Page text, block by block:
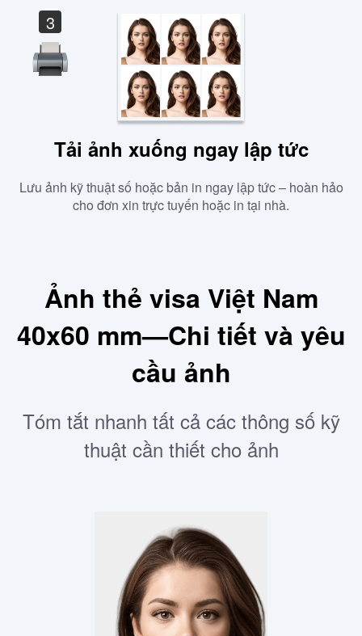
3
Tải ảnh xuống ngay lập tức
Lưu ảnh kỹ thuật số hoặc bản in ngay lập tức – hoàn hảo
cho đơn xin trực tuyến hoặc in tại nhà.
Ảnh thẻ visa Việt Nam
40x60 mm—Chi tiết và yêu
cầu ảnh
Tóm tắt nhanh tất cả các thông số kỹ
thuật cần thiết cho ảnh